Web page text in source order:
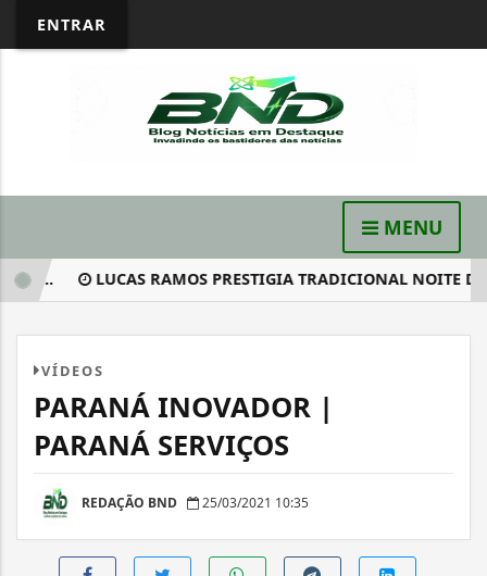
ENTRAR
MENU
LUCAS RAMOS PRESTIGIA TRADICIONAL NOITE
VÍDEOS
PARANÁ INOVADOR |
PARANÁ SERVIÇOS
REDAÇÃO BND 25/03/2021 10:35